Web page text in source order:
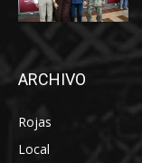
ARCHIVO
Rojas
Local